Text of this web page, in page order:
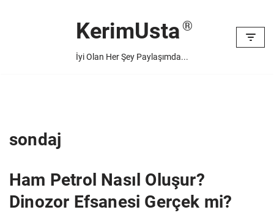
KerimUsta
İyi Olan Her Şey Paylaşımda...
sondaj
Ham Petrol Nasıl Oluşur?
Dinozor Efsanesi Gerçek mi?